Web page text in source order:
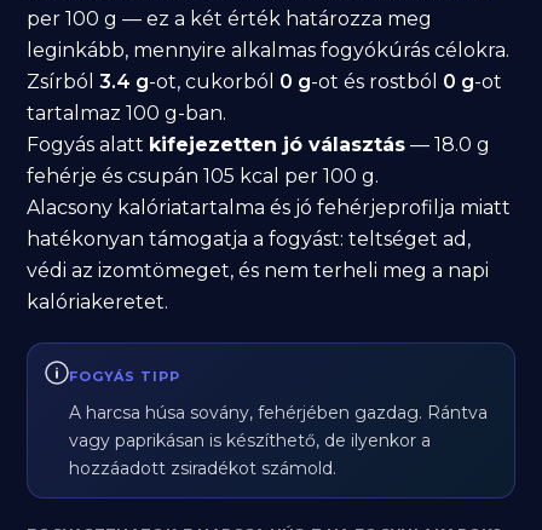
per 100 g — ez a két érték határozza meg
leginkább, mennyire alkalmas fogyókúrás célokra.
Zsírból3.4 g-ot, cukorból 0 g-ot és rostból 0 g-ot
tartalmaz 100 g-ban.
Fogyás alatt kifejezetten jó választás — 18.0 g
fehérje és csupán 105 kcal per 100 g.
Alacsony kalóriatartalma és jó fehérjeprofilja miatt
hatékonyan támogatja a fogyást: teltséget ad,
védi az izomtömeget, és nem terheli meg a napi
kalóriakeretet.
FOGYÁS TIPP
A harcsa húsa sovány, fehérjében gazdag. Rántva
vagy paprikásan is készíthető, de ilyenkor a
hozzáadott zsiradékot számold.